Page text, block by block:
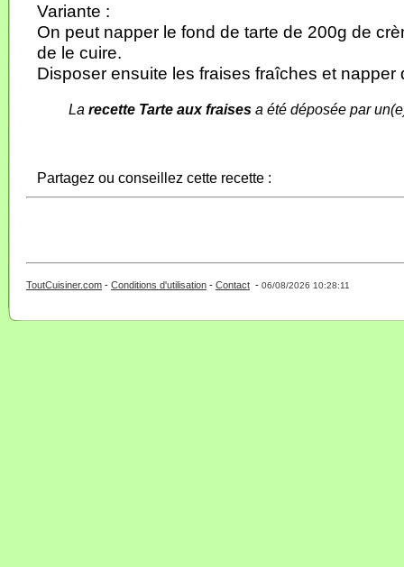
Variante :
On peut napper le fond de tarte de 200g de
de le cuire.
Disposer ensuite les fraises fraîches et napper
La recette Tarte aux fraises a été déposée par
Partagez ou conseillez cette recette :
ToutCuisiner.com - Conditions d'utilisation - Contact - 06/08/2026 10:28:11